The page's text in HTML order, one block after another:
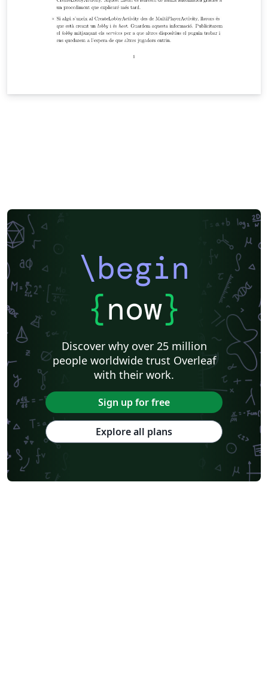
\begin
{now}
Discover why over 25 million
people worldwide trust Overleaf
with their work.
Sign up for free
Explore all plans